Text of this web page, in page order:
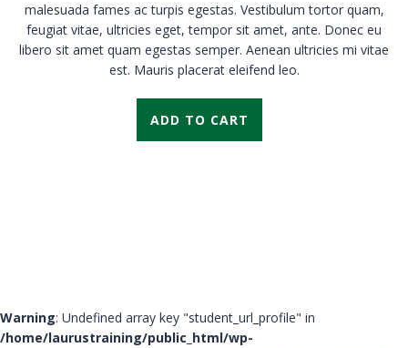
malesuada fames ac turpis egestas. Vestibulum tortor quam,
feugiat vitae, ultricies eget, tempor sit amet, ante. Donec eu
libero sit amet quam egestas semper. Aenean ultricies mi vitae
est. Mauris placerat eleifend leo.
ADD TO CART
Warning: Undefined array key "student_url_profile" in
/home/laurustraining/public_html/wp-